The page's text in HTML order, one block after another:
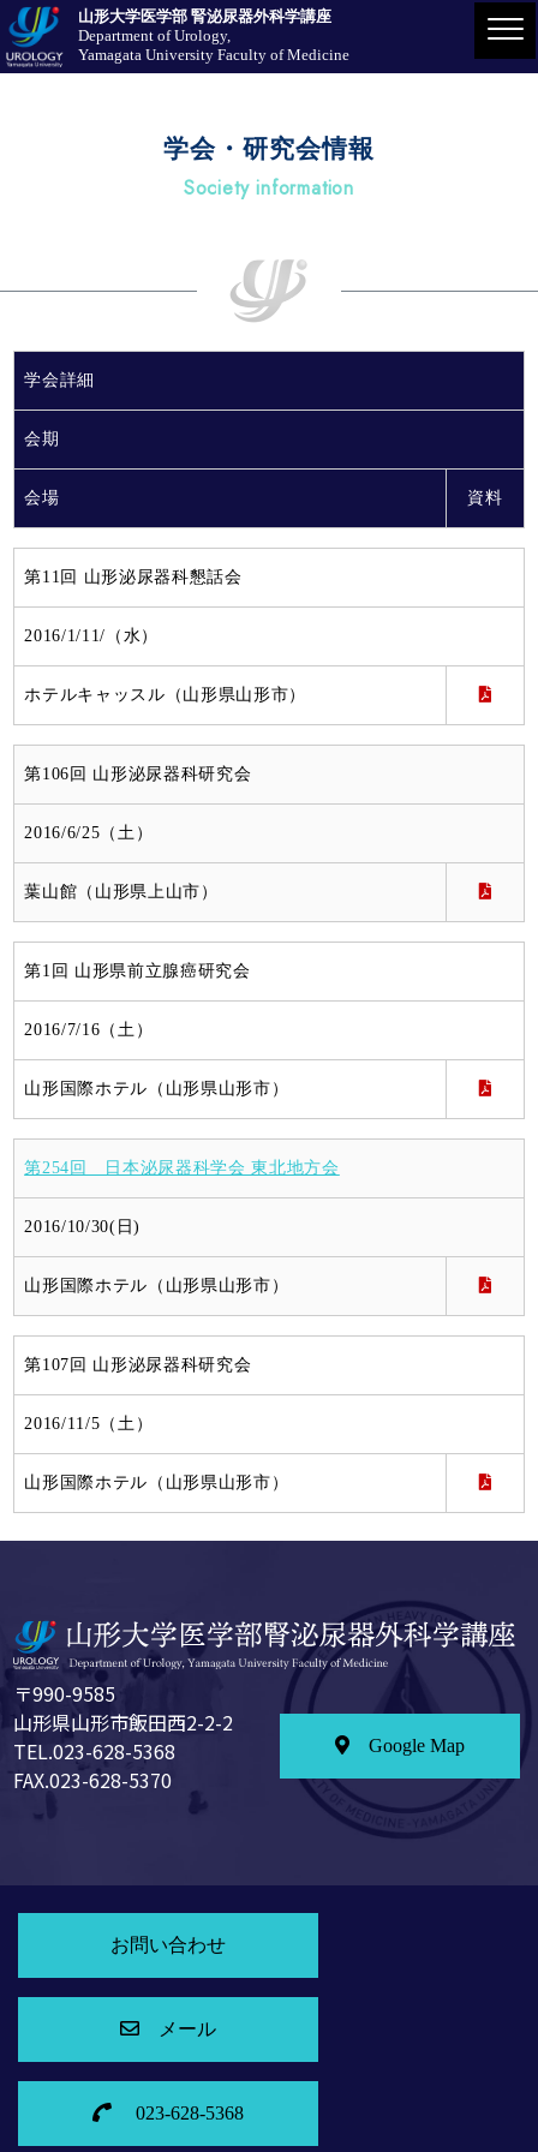
山形大学医学部 腎泌尿器外科学講座
Department of Urology,
Yamagata University Faculty of Medicine
学会・研究会情報
Society information
学会詳細
会期
会場 資料
第11回 山形泌尿器科懇話会
2016/1/11/（水）
ホテルキャッスル（山形県山形市）
第106回 山形泌尿器科研究会
2016/6/25（土）
葉山館（山形県上山市）
第1回 山形県前立腺癌研究会
2016/7/16（土）
山形国際ホテル（山形県山形市）
第254回 日本泌尿器科学会 東北地方会
2016/10/30(日)
山形国際ホテル（山形県山形市）
第107回 山形泌尿器科研究会
2016/11/5（土）
山形国際ホテル（山形県山形市）
〒990-9585
山形県山形市飯田西2-2-2
TEL.023-628-5368
FAX.023-628-5370
Google Map
お問い合わせ
メール
023-628-5368